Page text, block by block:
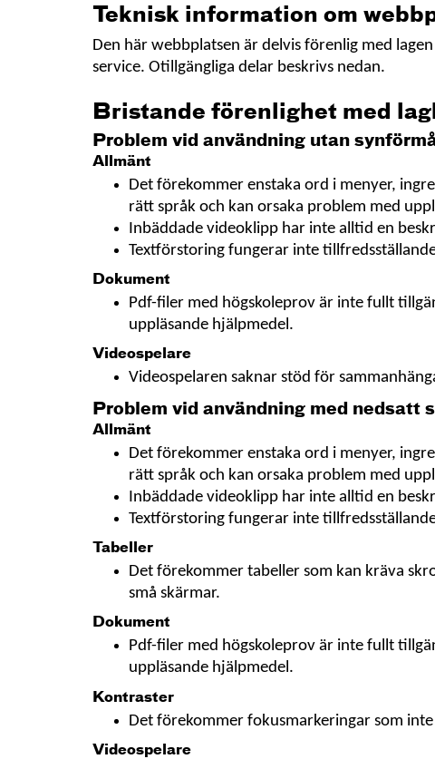
i
fönster
i
fönster
Teknisk information om
Den här webbplatsen är delvis förenlig med
service. Otillgängliga delar beskrivs nedan.
Bristande förenlighet med
Problem vid användning utan
Allmänt
Det förekommer enstaka ord i menyer,
rätt språk och kan orsaka problem med
Inbäddade videoklipp har inte alltid en
Textförstoring fungerar inte
Dokument
Pdf-filer med högskoleprov är inte fullt
uppläsande hjälpmedel.
Videospelare
Videospelaren saknar stöd för
Problem vid användning med nedsatt
Allmänt
Det förekommer enstaka ord i menyer,
rätt språk och kan orsaka problem med
Inbäddade videoklipp har inte alltid en
Textförstoring fungerar inte
Tabeller
Det förekommer tabeller som kan kräva
små skärmar.
Dokument
Pdf-filer med högskoleprov är inte fullt
uppläsande hjälpmedel.
Kontraster
Det förekommer fokusmarkeringar som
Videospelare